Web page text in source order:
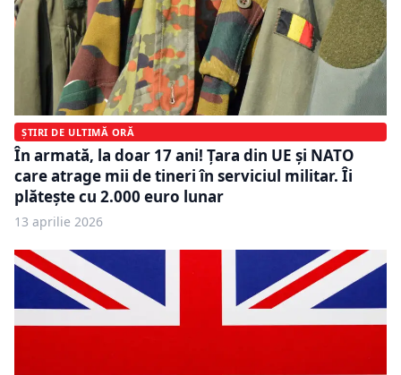
ȘTIRI DE ULTIMĂ ORĂ
În armată, la doar 17 ani! Țara din UE și NATO
care atrage mii de tineri în serviciul militar. Îi
plătește cu 2.000 euro lunar
13 aprilie 2026